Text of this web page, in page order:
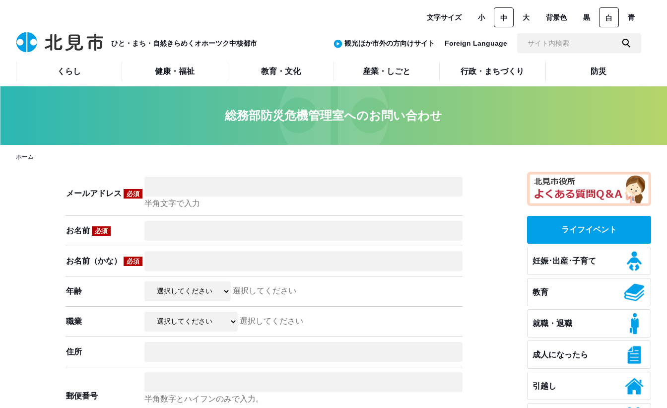
ひと・まち・自然きらめくオホーツク中核都市
くらし 健康・福祉 教育・文化 産業・しごと 行政・まちづくり 防災
文字サイズ 小 中 大 背景色 黒 白 青
観光ほか市外の方向けサイト Foreign Language
総務部防災危機管理室へのお問い合わせ
ホーム
メールアドレス 必須
半角文字で入力
お名前 必須
お名前（かな） 必須
年齢 選択してください
職業 選択してください
住所
郵便番号
半角数字とハイフンのみで入力。
ライフイベント
妊娠･出産･子育て
教育
就職・退職
成人になったら
引越し